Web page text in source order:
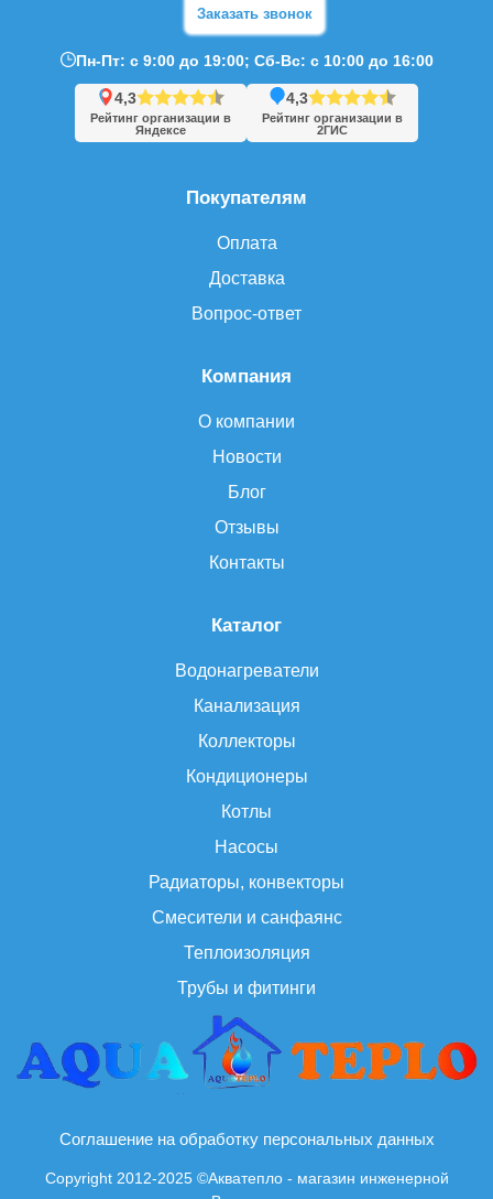
Каталог
Водонагреватели
Канализация
Коллекторы
Кондиционеры
Котлы
Насосы
Радиаторы, конвекторы
Смесители и санфаянс
Теплоизоляция
Трубы и фитинги
Компания
О компании
Новости
Блог
Отзывы
Контакты
Покупателям
Оплата
Доставка
Вопрос-ответ
Заказать звонок
Пн-Пт: с 9:00 до 19:00; Сб-Вс: с 10:00 до 16:00
4,3
Рейтинг организации в
Яндексе
4,3
Рейтинг организации в
2ГИС
Соглашение на обработку персональных данных
Copyright 2012-2025 ©Акватепло - магазин инженерной